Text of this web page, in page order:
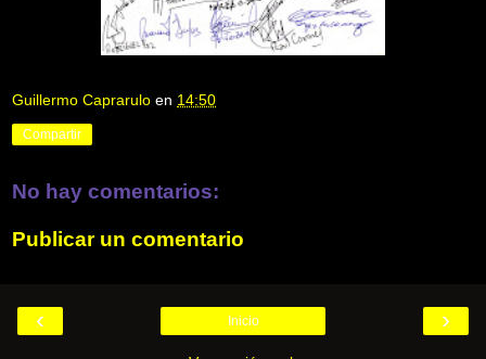
Guillermo Caprarulo en 14:50
Compartir
No hay comentarios:
Publicar un comentario
‹ ›
Inicio